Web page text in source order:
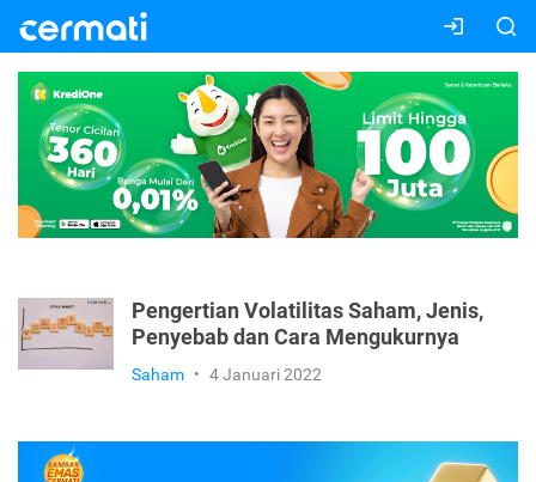
Pengertian Volatilitas Saham, Jenis,
Penyebab dan Cara Mengukurnya
Saham • 4 Januari 2022